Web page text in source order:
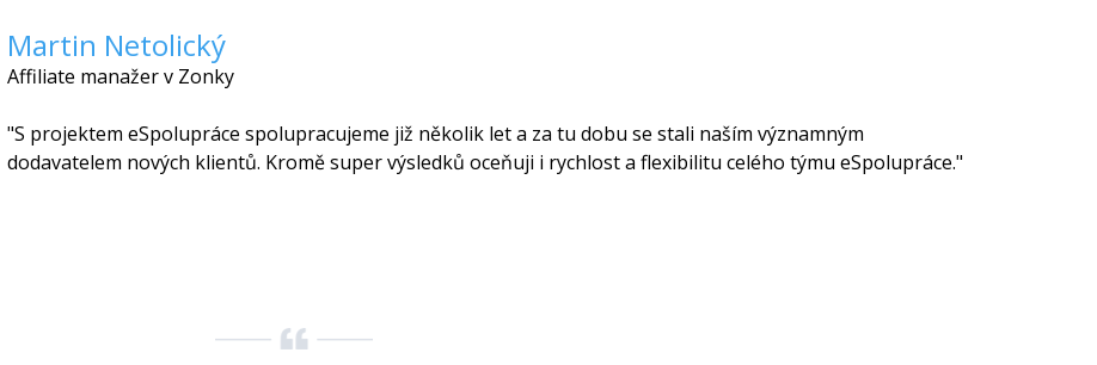
Martin Netolický
Affiliate manažer v Zonky
"S projektem eSpolupráce spolupracujeme již několik let a za tu dobu se stali naším významným
dodavatelem nových klientů. Kromě super výsledků oceňuji i rychlost a flexibilitu celého týmu eSpolupráce."